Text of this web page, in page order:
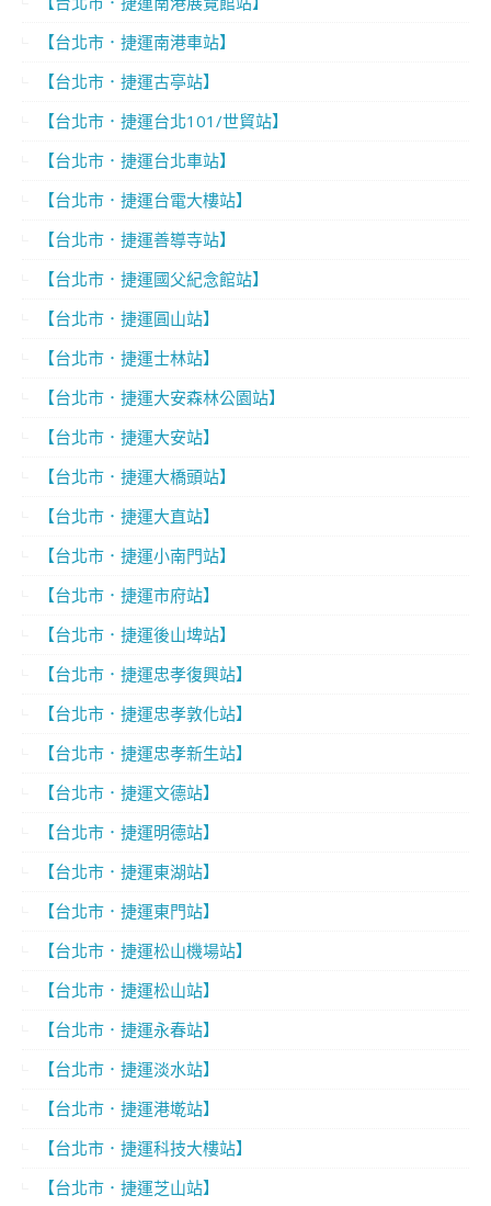
【台北市．捷運南港車站】
【台北市．捷運古亭站】
【台北市．捷運台北101/世貿站】
【台北市．捷運台北車站】
【台北市．捷運台電大樓站】
【台北市．捷運善導寺站】
【台北市．捷運國父紀念館站】
【台北市．捷運圓山站】
【台北市．捷運士林站】
【台北市．捷運大安森林公園站】
【台北市．捷運大安站】
【台北市．捷運大橋頭站】
【台北市．捷運大直站】
【台北市．捷運小南門站】
【台北市．捷運市府站】
【台北市．捷運後山埤站】
【台北市．捷運忠孝復興站】
【台北市．捷運忠孝敦化站】
【台北市．捷運忠孝新生站】
【台北市．捷運文德站】
【台北市．捷運明德站】
【台北市．捷運東湖站】
【台北市．捷運東門站】
【台北市．捷運松山機場站】
【台北市．捷運松山站】
【台北市．捷運永春站】
【台北市．捷運淡水站】
【台北市．捷運港墘站】
【台北市．捷運科技大樓站】
【台北市．捷運芝山站】